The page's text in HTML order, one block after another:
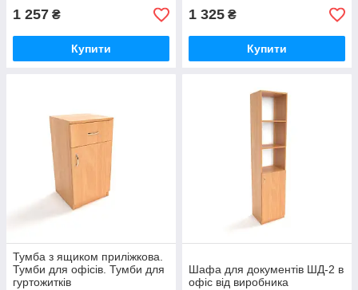
1 257 ₴
Купити
1 325 ₴
Купити
Тумба з ящиком приліжкова.
Тумби для офісів. Тумби для
гуртожитків
Шафа для документів ШД-2 в
офіс від виробника